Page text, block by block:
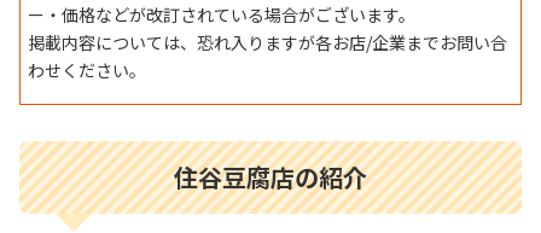
ー・価格などが改訂されている場合がございます。
掲載内容については、恐れ入りますが各お店/企業までお問い合
わせください。
住谷豆腐店の紹介